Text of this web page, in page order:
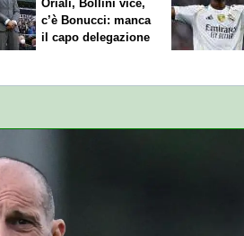
Oriali, Bollini vice,
c’è Bonucci: manca
il capo delegazione